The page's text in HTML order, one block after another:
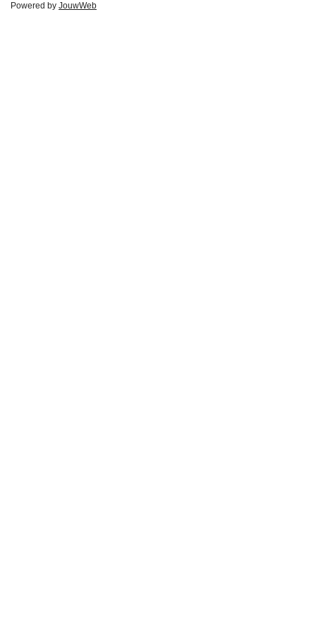
Powered by JouwWeb